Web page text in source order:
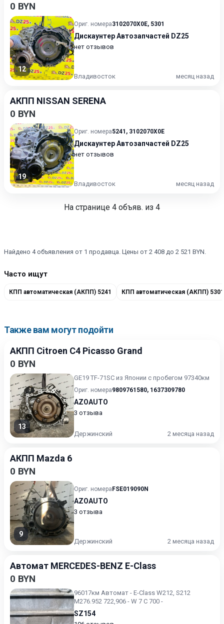
0 BYN
12
Ориг. номера3102070X0E, 5301
Дискаунтер Автозапчастей DZ25
нет отзывов
Владивосток месяц назад
АКПП NISSAN SERENA
0 BYN
19
Ориг. номера5241 , 3102070X0E
Дискаунтер Автозапчастей DZ25
нет отзывов
Владивосток месяц назад
На странице 4 объяв. из 4
Найдено 4 объявления от 1 продавца. Цены от 2 408 до 2 521 BYN.
Часто ищут
КПП автоматическая (АКПП) 5241 КПП автоматическая (АКПП) 5301
Также вам могут подойти
АКПП Citroen C4 Picasso Grand
0 BYN
13
GE19 TF-71SC из Японии с пробегом 97340км
Ориг. номера9809761580, 1637309780
AZOAUTO
3 отзыва
Держинский 2 месяца назад
АКПП Mazda 6
0 BYN
9
Ориг. номера FSE019090N
AZOAUTO
3 отзыва
Держинский 2 месяца назад
Автомат MERCEDES-BENZ E-Class
0 BYN
96017км Автомат - E-Class W212, S212
M276.952 722,906 - W 7 C 700 -
SZ154